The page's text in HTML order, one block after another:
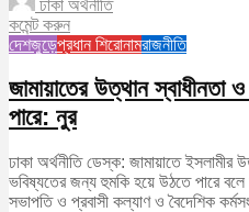
ঢাকা অর্থনীতি
কমেন্ট করুন
দেশজুড়েপ্রধান শিরোনামরাজনীতি
জামায়াতের উত্থান স্বাধীনতা
পারে: নুর
ঢাকা অর্থনীতি ডেস্ক: জামায়াতে ইসলামীর
ভবিষ্যতের জন্য হুমকি হয়ে উঠতে পারে
সভাপতি ও প্রবাসী কল্যাণ ও বৈদেশিক